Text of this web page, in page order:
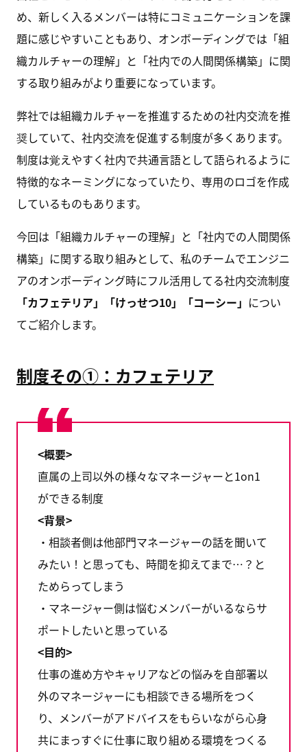
め、新しく入るメンバーは特にコミュニケーションを課
題に感じやすいこともあり、オンボーディングでは「組
織カルチャーの理解」と「社内での人間関係構築」に関
する取り組みがより重要になっています。
弊社では組織カルチャーを推進するための社内交流を推
奨していて、社内交流を促進する制度が多くあります。
制度は覚えやすく社内で共通言語として語られるように
特徴的なネーミングになっていたり、専用のロゴを作成
しているものもあります。
今回は「組織カルチャーの理解」と「社内での人間関係
構築」に関する取り組みとして、私のチームでエンジニ
アのオンボーディング時にフル活用してる社内交流制度
「カフェテリア」「けっせつ10」「コーシー」 につい
てご紹介します。
制度その①：カフェテリア
<概要>
直属の上司以外の様々なマネージャーと1on1
ができる制度
<背景>
・相談者側は他部門マネージャーの話を聞いて
みたい！と思っても、時間を抑えてまで…？と
ためらってしまう
・マネージャー側は悩むメンバーがいるならサ
ポートしたいと思っている
<目的>
仕事の進め方やキャリアなどの悩みを自部署以
外のマネージャーにも相談できる場所をつく
り、メンバーがアドバイスをもらいながら心身
共にまっすぐに仕事に取り組める環境をつくる